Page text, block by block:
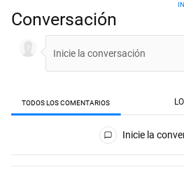
Conversación
TODOS LOS COMENTARIOS
Todos los comentarios
Inicie la